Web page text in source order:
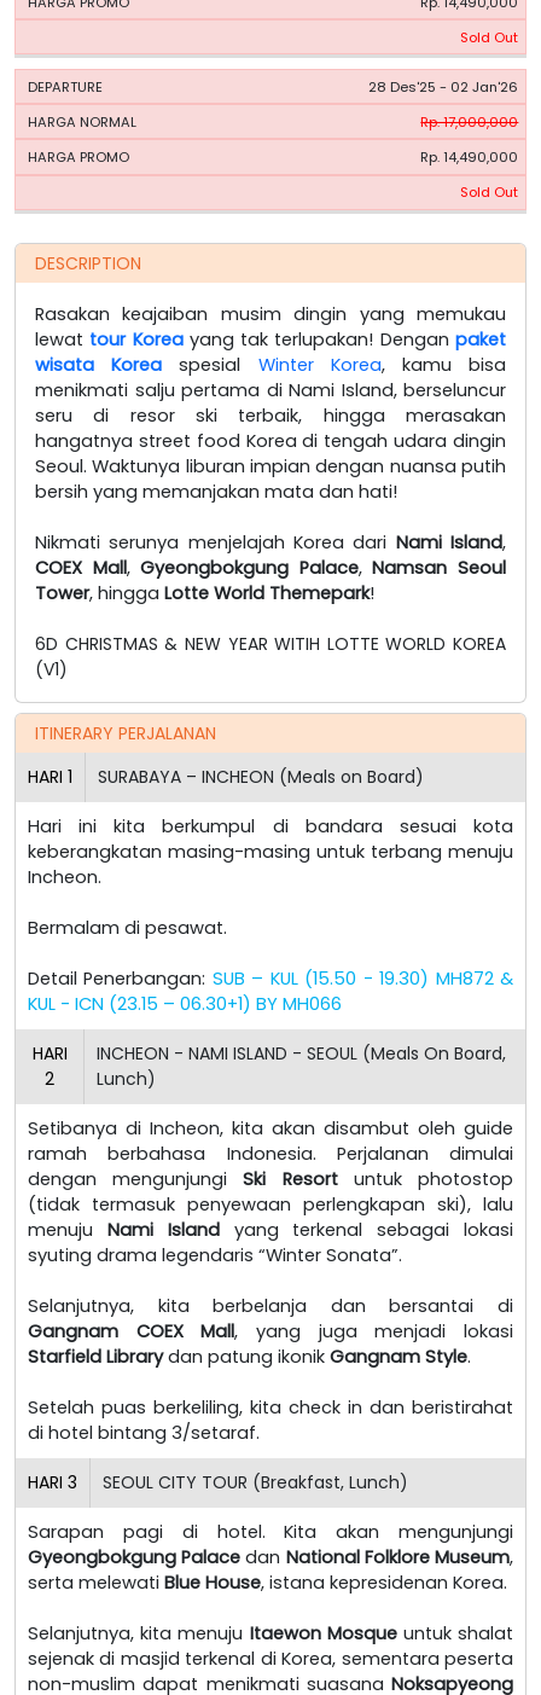
Sold Out
28 Des'25 - 02 Jan'26
Rp. 17,000,000
Rp. 14,490,000
Sold Out
DESCRIPTION
Rasakan keajaiban musim dingin yang memukau
lewat tour Koreayang tak terlupakan! Denganpaket
wisata Korea
spesial Winter Korea, kamu bisa
menikmati salju pertama di Nami Island, berseluncur
seru di resor ski terbaik, hingga merasakan
hangatnya street food Korea di tengah udara dingin
Seoul. Waktunya liburan impian dengan nuansa putih
bersih yang memanjakan mata dan hati!
Nikmati serunya menjelajah Korea dari Nami Island,
COEX Mall,Gyeongbokgung Palace,Namsan Seoul
Tower, hingga Lotte World Themepark!
6D CHRISTMAS & NEW YEAR WITIH LOTTE WORLD KOREA
(V1)
ITINERARY PERJALANAN
HARI 1 SURABAYA – INCHEON (Meals on Board)
Hari ini kita berkumpul di bandara sesuai kota
keberangkatan masing-masing untuk terbang menuju
Incheon.
Bermalam di pesawat.
Detail Penerbangan: SUB – KUL (15.50 - 19.30) MH872 &
KUL - ICN (23.15 – 06.30+1) BY MH066
HARI
2
INCHEON - NAMI ISLAND - SEOUL (Meals On Board,
Lunch)
Setibanya di Incheon, kita akan disambut oleh guide
ramah berbahasa Indonesia. Perjalanan dimulai
dengan mengunjungiSki Resortuntuk photostop
(tidak termasuk penyewaan perlengkapan ski), lalu
menuju Nami Islandyang terkenal sebagai lokasi
syuting drama legendaris “Winter Sonata”.
Selanjutnya, kita berbelanja dan bersantai di
Gangnam COEX Mall, yang juga menjadi lokasi
Starfield Librarydan patung ikonik Gangnam Style.
Setelah puas berkeliling, kita check in dan beristirahat
di hotel bintang 3/setaraf.
HARI 3 SEOUL CITY TOUR (Breakfast, Lunch)
Sarapan pagi di hotel. Kita akan mengunjungi
Gyeongbokgung Palace dan National Folklore Museum,
serta melewati Blue House, istana kepresidenan Korea.
Selanjutnya, kita menuju Itaewon Mosqueuntuk shalat
sejenak di masjid terkenal di Korea, sementara peserta
non-muslim dapat menikmati suasana Noksapyeong